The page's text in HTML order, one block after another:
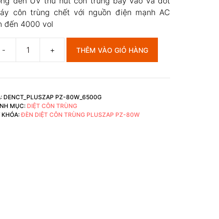
côn trùng chết với nguồn điện mạnh AC
đến 4000 vol
THÊM VÀO GIỎ HÀNG
DENCT_PLUSZAP PZ-80W_6500G
MỤC: DIỆT CÔN TRÙNG
KHÓA:ĐÈN DIỆT CÔN TRÙNG PLUSZAP PZ-80W